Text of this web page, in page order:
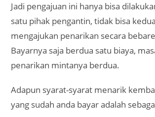
Jadi pengajuan ini hanya bisa
satu pihak pengantin, tidak bisa
mengajukan penarikan secara
Bayarnya saja berdua satu biaya,
penarikan mintanya berdua.
Adapun syarat-syarat menarik
yang sudah anda bayar adalah